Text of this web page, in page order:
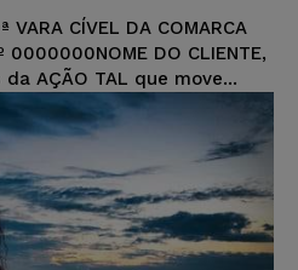
CÍVEL DA COMARCA
0000000NOME DO CLIENTE,
AÇÃO TAL que move...